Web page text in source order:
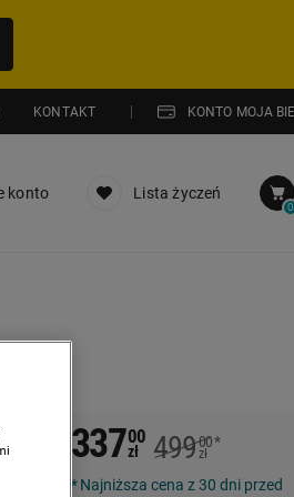
KONTAKT KONTO MOJA
konto Lista życzeń
0
33700
zł 49900
zł
*
Najniższa cena z 30 dni przed